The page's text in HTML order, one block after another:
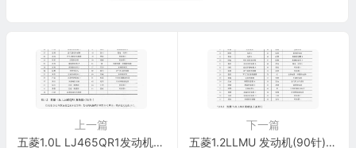
上一篇
五菱1.0L LJ465QR1发动机(64针)端子
下一篇
五菱1.2LLMU 发动机(90针)端子